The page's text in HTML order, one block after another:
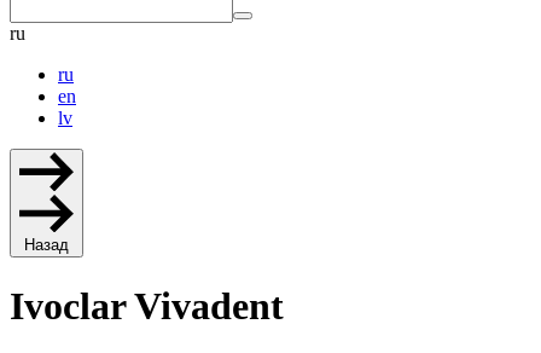
ru
ru
en
lv
Назад
Ivoclar Vivadent